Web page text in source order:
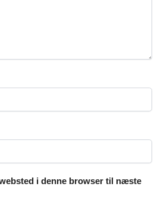
i denne browser til næste